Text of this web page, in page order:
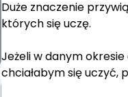
Duże znaczenie
których się uczę.
Jeżeli w danym
chciałabym się uczyć,